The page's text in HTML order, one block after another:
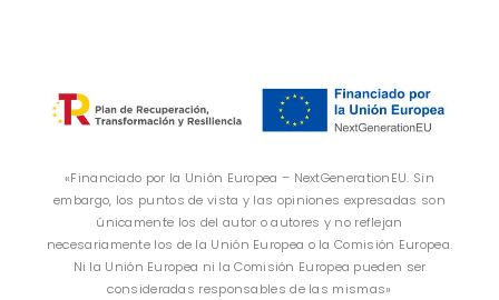
«Financiado por la Unión Europea – NextGenerationEU. Sin
embargo, los puntos de vista y las opiniones expresadas son
únicamente los del autor o autores y no reflejan
necesariamente los de la Unión Europea o la Comisión Europea.
Ni la Unión Europea ni la Comisión Europea pueden ser
consideradas responsables de las mismas»